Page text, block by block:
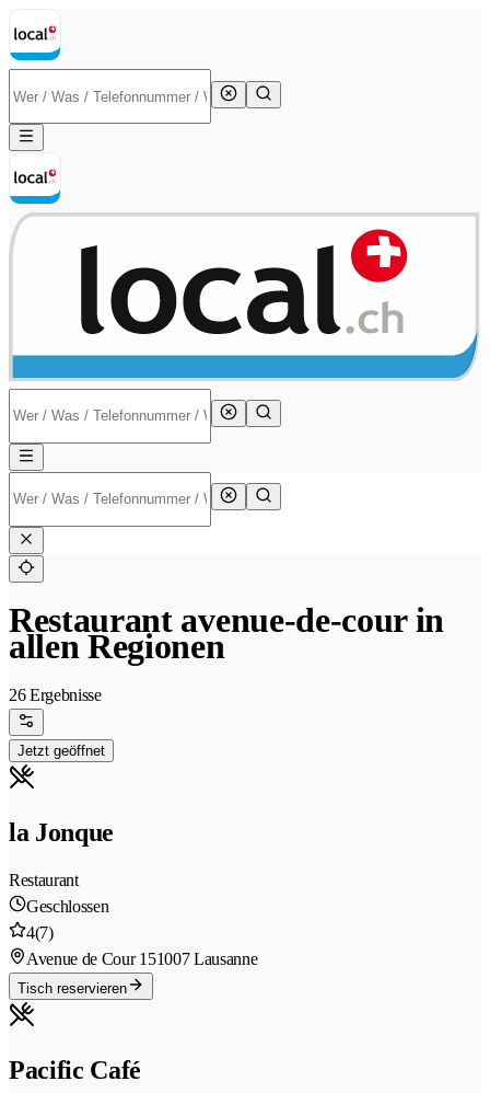
Restaurant avenue-de-cour in
allen Regionen
26 Ergebnisse
Jetzt geöffnet
la Jonque
Restaurant
Geschlossen
4(7)
Avenue de Cour 151007 Lausanne
Tisch reservieren
Pacific Café